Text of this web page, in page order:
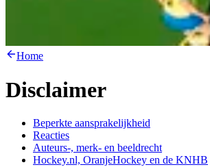
Home
Disclaimer
Beperkte aansprakelijkheid
Reacties
Auteurs-, merk- en beeldrecht
Hockey.nl, OranjeHockey en de KNHB